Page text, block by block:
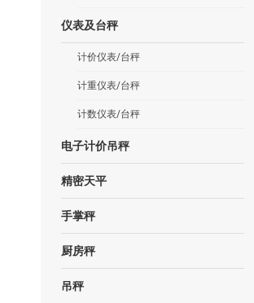
仪表及台秤
计价仪表/台秤
计重仪表/台秤
计数仪表/台秤
电子计价吊秤
精密天平
手掌秤
厨房秤
吊秤